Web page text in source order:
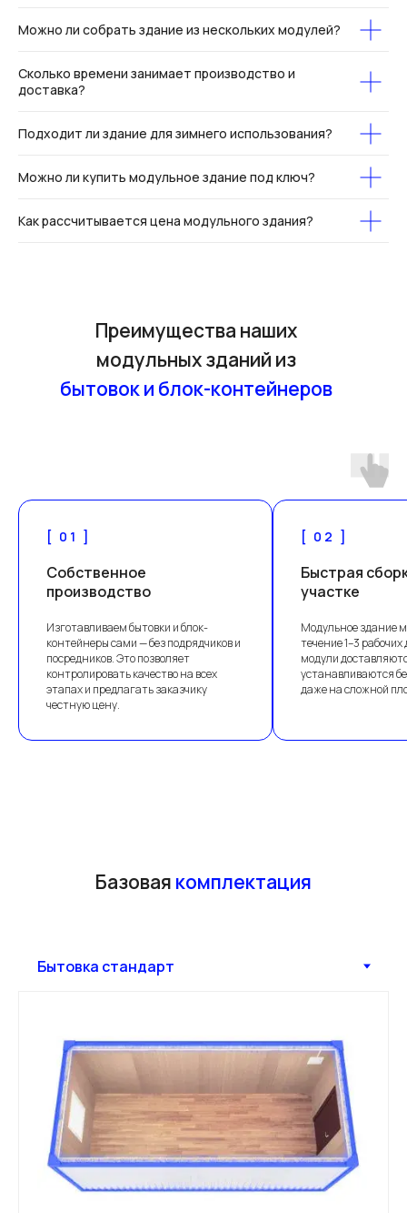
Можно ли собрать здание из нескольких модулей?
Сколько времени занимает производство и
доставка?
Подходит ли здание для зимнего использования?
Можно ли купить модульное здание под ключ?
Как рассчитывается цена модульного здания?
[ 01 ]
Собственное
производство
Изготавливаем бытовки и блок-
контейнеры сами — без подрядчиков и
посредников. Это позволяет
контролировать качество на всех
этапах и предлагать заказчику
честную цену.
[ 02 ]
Быстрая
участке
Модульное здание
течение 1–3
модули
устанавливаются
даже на сложной